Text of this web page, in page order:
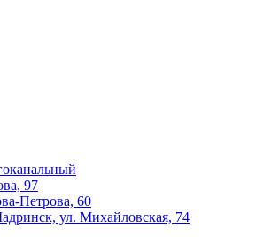
97
Петрова, 60
ул. Михайловская, 74